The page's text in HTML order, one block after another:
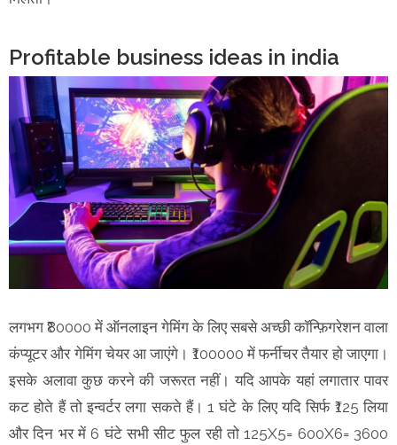
Profitable business ideas in india
लगभग ₹80000 में ऑनलाइन गेमिंग के लिए सबसे अच्छी कॉन्फ़िगरेशन वाला
कंप्यूटर और गेमिंग चेयर आ जाएंगे। ₹100000 में फर्नीचर तैयार हो जाएगा।
इसके अलावा कुछ करने की जरूरत नहीं। यदि आपके यहां लगातार पावर
कट होते हैं तो इन्वर्टर लगा सकते हैं। 1 घंटे के लिए यदि सिर्फ ₹125 लिया
और दिन भर में 6 घंटे सभी सीट फुल रही तो 125X5= 600X6= 3600